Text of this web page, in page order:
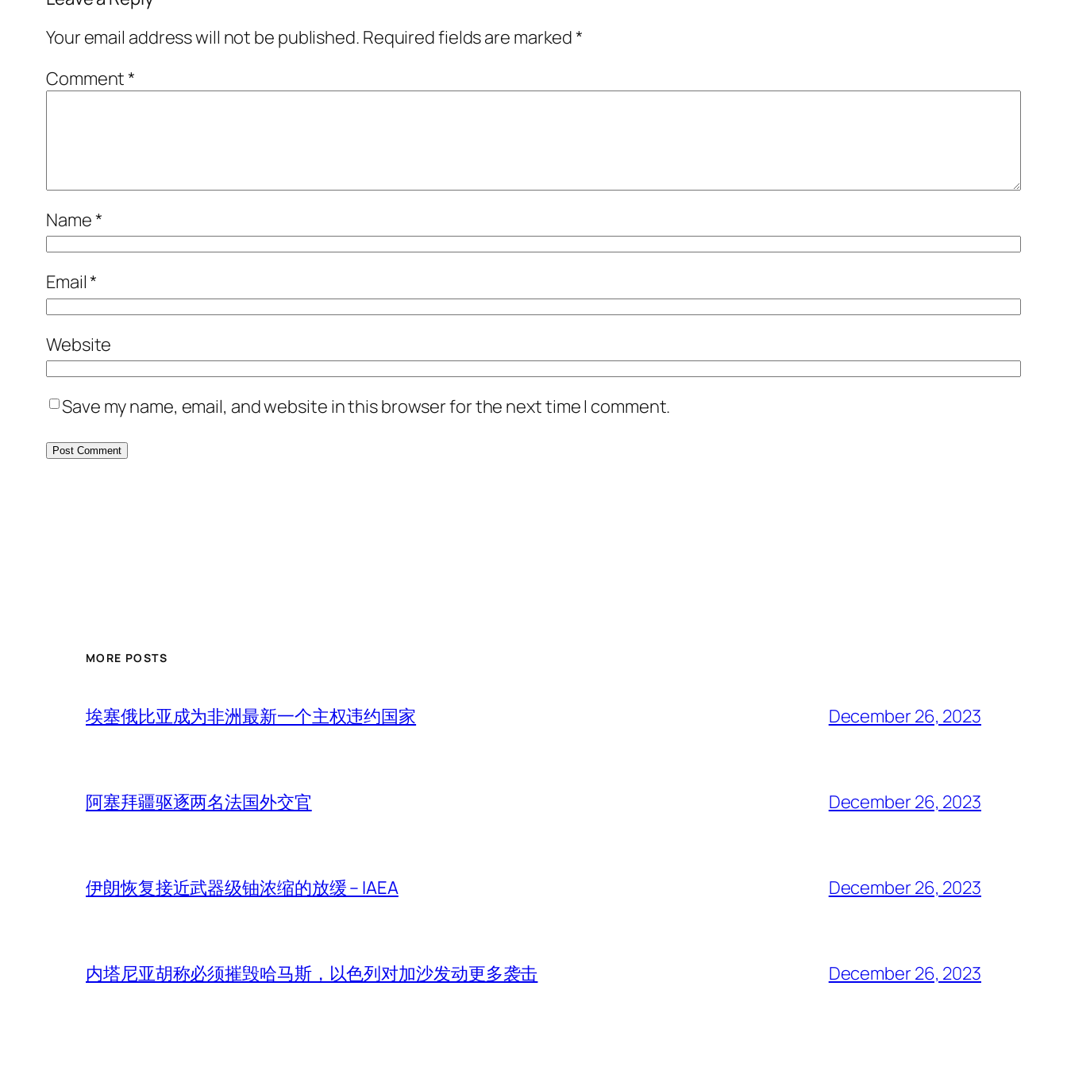
Your email address will not be published. Required fields are marked*
Comment*
Name*
Email*
Website
Save my name, email, and website in this browser for the next time I comment.
MORE POSTS
埃塞俄比亚成为非洲最新一个主权违约国家 December 26, 2023
阿塞拜疆驱逐两名法国外交官 December 26, 2023
伊朗恢复接近武器级铀浓缩的放缓 – IAEA December 26, 2023
内塔尼亚胡称必须摧毁哈马斯，以色列对加沙发动更多袭击 December 26, 2023